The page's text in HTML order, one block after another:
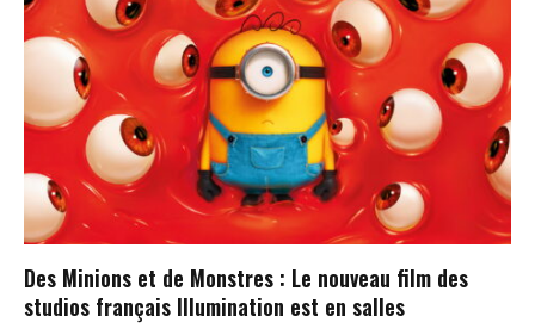
Des Minions et de Monstres : Le nouveau film des
studios français Illumination est en salles